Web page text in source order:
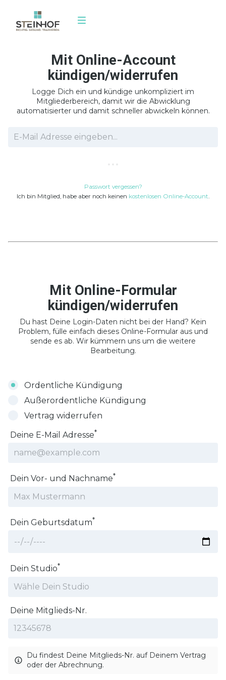
Training
Über uns
Mit Online-Account
kündigen/widerrufen
Logge Dich ein und kündige unkompliziert im
Mitgliederbereich, damit wir die Abwicklung
automatisierter und damit schneller abwickeln können.
Passwort vergessen?
Ich bin Mitglied, habe aber noch keinen kostenlosen Online-Account.
Mit Online-Formular
kündigen/widerrufen
Du hast Deine Login-Daten nicht bei der Hand? Kein
Problem, fülle einfach dieses Online-Formular aus und
sende es ab. Wir kümmern uns um die weitere
Bearbeitung.
Ordentliche Kündigung
Außerordentliche Kündigung
Vertrag widerrufen
Deine E-Mail Adresse*
Dein Vor- und Nachname*
Dein Geburtsdatum*
Dein Studio*
Deine Mitglieds-Nr.
Du findest Deine Mitglieds-Nr. auf Deinem Vertrag
oder der Abrechnung.